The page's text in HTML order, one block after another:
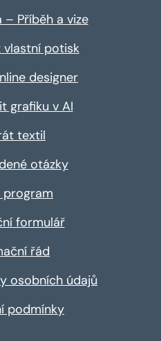
– Příběh a vize
potisk
designer
grafiku v AI
textil
otázky
program
formulář
řád
osobních údajů
podmínky